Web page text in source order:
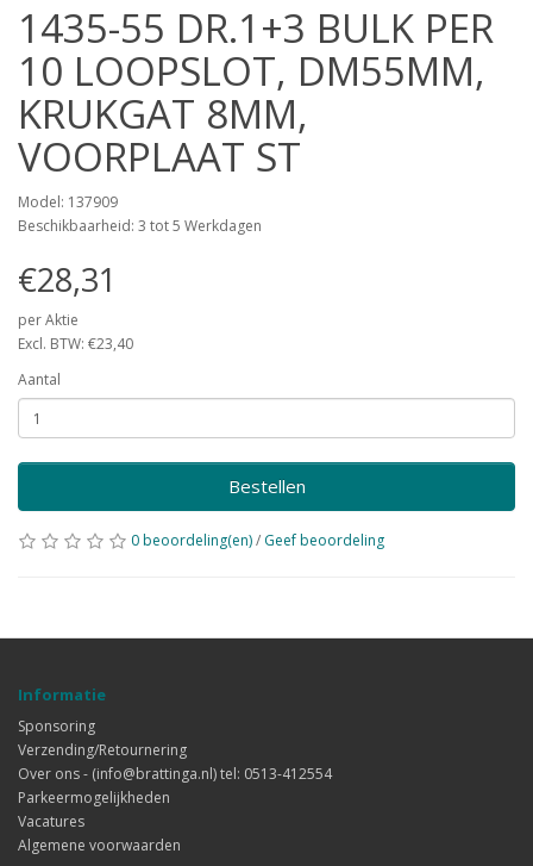
1435-55 DR.1+3 BULK PER
10 LOOPSLOT, DM55MM,
KRUKGAT 8MM,
VOORPLAAT ST
Model: 137909
Beschikbaarheid: 3 tot 5 Werkdagen
€28,31
per Aktie
Excl. BTW: €23,40
Aantal
Bestellen
0 beoordeling(en)/ Geef beoordeling
Informatie
Sponsoring
Verzending/Retournering
Over ons - (info@brattinga.nl) tel: 0513-412554
Parkeermogelijkheden
Vacatures
Algemene voorwaarden